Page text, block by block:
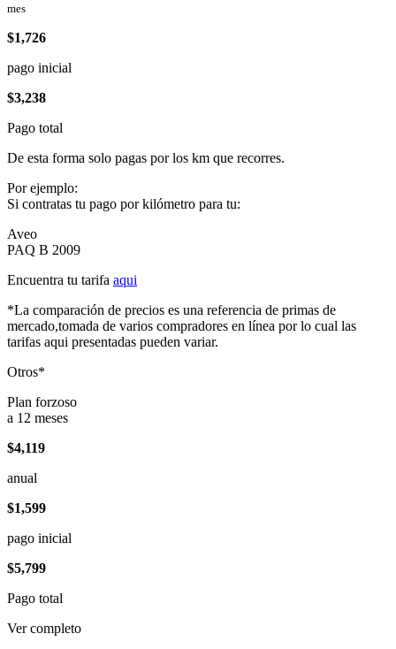
mes
$1,726
pago inicial
$3,238
Pago total
De esta forma solo pagas por los km que recorres.
Por ejemplo:
Si contratas tu pago por kilómetro para tu:
Aveo
PAQ B 2009
Encuentra tu tarifa aqui
*La comparación de precios es una referencia de primas de
mercado,tomada de varios compradores en línea por lo cual las
tarifas aqui presentadas pueden variar.
Otros*
Plan forzoso
a 12 meses
$4,119
anual
$1,599
pago inicial
$5,799
Pago total
Ver completo